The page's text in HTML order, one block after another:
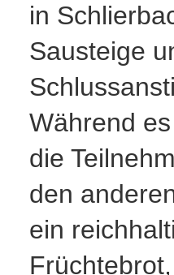
in
Sausteige
Während
die
den
ein